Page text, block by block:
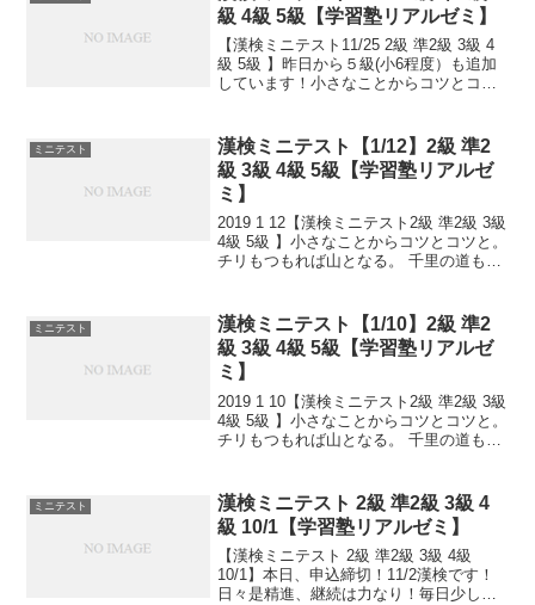
級 4級 5級【学習塾リアルゼミ】
【漢検ミニテスト11/25 2級 準2級 3級 4
級 5級 】昨日から５級(小6程度）も追加
しています！小さなことからコツとコツ
り！毎日少しずつ覚えよう！
ミニテスト
漢検ミニテスト【1/12】2級 準2
級 3級 4級 5級【学習塾リアルゼ
ミ】
2019 1 12【漢検ミニテスト2級 準2級 3級
4級 5級 】小さなことからコツとコツと。
チリもつもれば山となる。 千里の道も一
熟語問題などの出来具合が合...
ミニテスト
漢検ミニテスト【1/10】2級 準2
級 3級 4級 5級【学習塾リアルゼ
ミ】
2019 1 10【漢検ミニテスト2級 準2級 3級
4級 5級 】小さなことからコツとコツと。
チリもつもれば山となる。 千里の道も一
熟語問題などの出来具合が合...
ミニテスト
漢検ミニテスト 2級 準2級 3級 4
級 10/1【学習塾リアルゼミ】
【漢検ミニテスト 2級 準2級 3級 4級
10/1】本日、申込締切！11/2漢検です！
日々是精進、継続は力なり！毎日少しず